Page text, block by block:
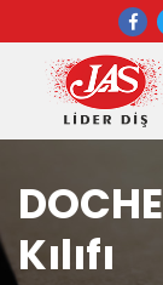
Kılıfı